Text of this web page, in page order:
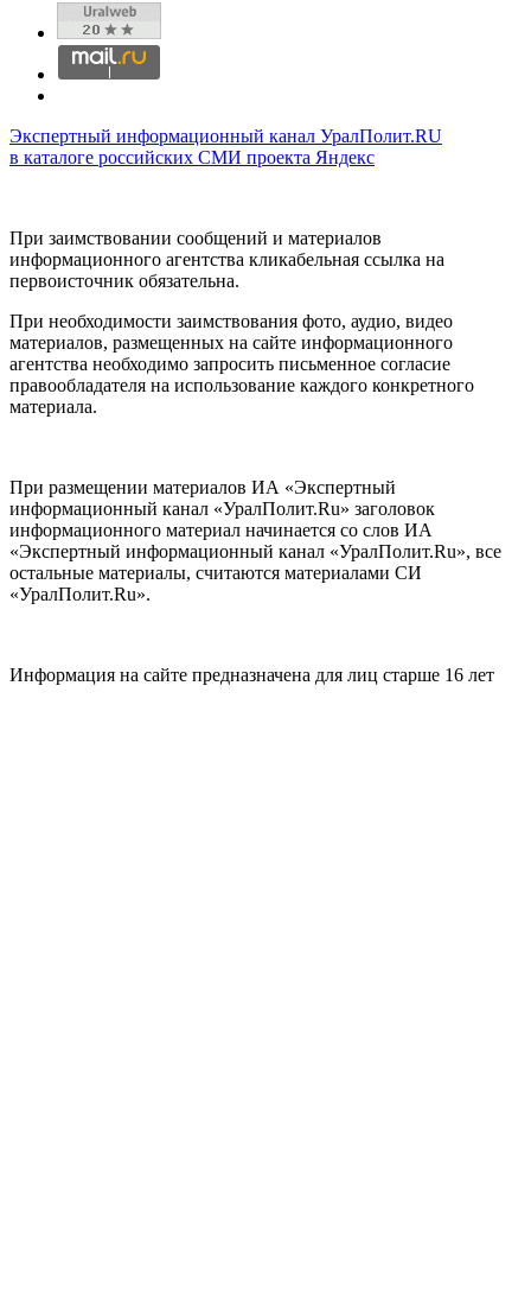
Экспертный информационный канал УралПолит.RU
в каталоге российских СМИ проекта Яндекс
При заимствовании сообщений и материалов
информационного агентства кликабельная ссылка на
первоисточник обязательна.
При необходимости заимствования фото, аудио, видео
материалов, размещенных на сайте информационного
агентства необходимо запросить письменное согласие
правообладателя на использование каждого конкретного
материала.
При размещении материалов ИА «Экспертный
информационный канал «УралПолит.Ru» заголовок
информационного материал начинается со слов ИА
«Экспертный информационный канал «УралПолит.Ru», все
остальные материалы, считаются материалами СИ
«УралПолит.Ru».
Информация на сайте предназначена для лиц старше 16 лет